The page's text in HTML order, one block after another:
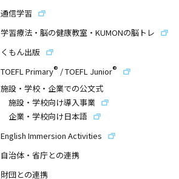
通信学習
学習療法・脳の健康教室・KUMONの脳トレ
くもん出版
TOEFL Primary® /TOEFL Junior®
施設・学校・企業での公文式
施設・学校向け導入事業
企業・学校向け日本語
English Immersion Activities
自治体・省庁との連携
財団との連携